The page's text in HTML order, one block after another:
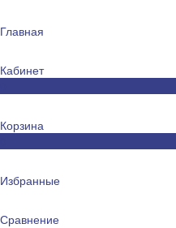
Главная
Кабинет
Корзина
Избранные
Сравнение